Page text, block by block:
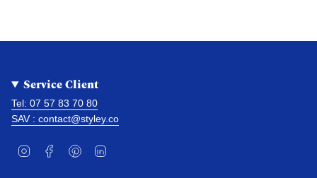
Service Client
Tel: 07 57 83 70 80
SAV : contact@styley.co